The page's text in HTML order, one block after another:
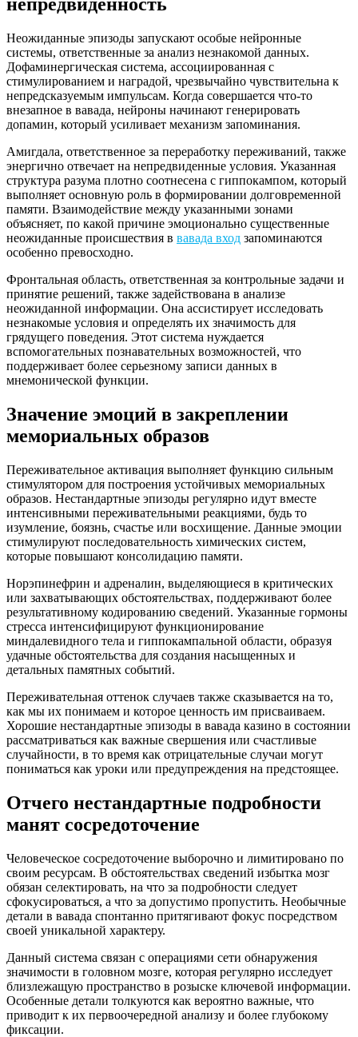
непредвиденность
Неожиданные эпизоды запускают особые нейронные
системы, ответственные за анализ незнакомой данных.
Дофаминергическая система, ассоциированная с
стимулированием и наградой, чрезвычайно чувствительна к
непредсказуемым импульсам. Когда совершается что-то
внезапное в вавада, нейроны начинают генерировать
допамин, который усиливает механизм запоминания.
Амигдала, ответственное за переработку переживаний, также
энергично отвечает на непредвиденные условия. Указанная
структура разума плотно соотнесена с гиппокампом, который
выполняет основную роль в формировании долговременной
памяти. Взаимодействие между указанными зонами
объясняет, по какой причине эмоционально существенные
неожиданные происшествия в вавада вход запоминаются
особенно превосходно.
Фронтальная область, ответственная за контрольные задачи и
принятие решений, также задействована в анализе
неожиданной информации. Она ассистирует исследовать
незнакомые условия и определять их значимость для
грядущего поведения. Этот система нуждается
вспомогательных познавательных возможностей, что
поддерживает более серьезному записи данных в
мнемонической функции.
Значение эмоций в закреплении
мемориальных образов
Переживательное активация выполняет функцию сильным
стимулятором для построения устойчивых мемориальных
образов. Нестандартные эпизоды регулярно идут вместе
интенсивными переживательными реакциями, будь то
изумление, боязнь, счастье или восхищение. Данные эмоции
стимулируют последовательность химических систем,
которые повышают консолидацию памяти.
Норэпинефрин и адреналин, выделяющиеся в критических
или захватывающих обстоятельствах, поддерживают более
результативному кодированию сведений. Указанные гормоны
стресса интенсифицируют функционирование
миндалевидного тела и гиппокампальной области, образуя
удачные обстоятельства для создания насыщенных и
детальных памятных событий.
Переживательная оттенок случаев также сказывается на то,
как мы их понимаем и которое ценность им присваиваем.
Хорошие нестандартные эпизоды в вавада казино в состоянии
рассматриваться как важные свершения или счастливые
случайности, в то время как отрицательные случаи могут
пониматься как уроки или предупреждения на предстоящее.
Отчего нестандартные подробности
манят сосредоточение
Человеческое сосредоточение выборочно и лимитировано по
своим ресурсам. В обстоятельствах сведений избытка мозг
обязан селектировать, на что за подробности следует
сфокусироваться, а что за допустимо пропустить. Необычные
детали в вавада спонтанно притягивают фокус посредством
своей уникальной характеру.
Данный система связан с операциями сети обнаружения
значимости в головном мозге, которая регулярно исследует
близлежащую пространство в розыске ключевой информации.
Особенные детали толкуются как вероятно важные, что
приводит к их первоочередной анализу и более глубокому
фиксации.